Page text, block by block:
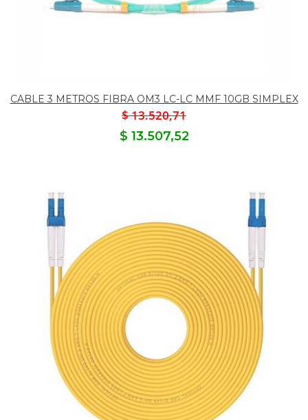
CABLE 3 METROS FIBRA OM3 LC-LC MMF 10GB SIMPLEX
$ 13.520,71
$ 13.507,52